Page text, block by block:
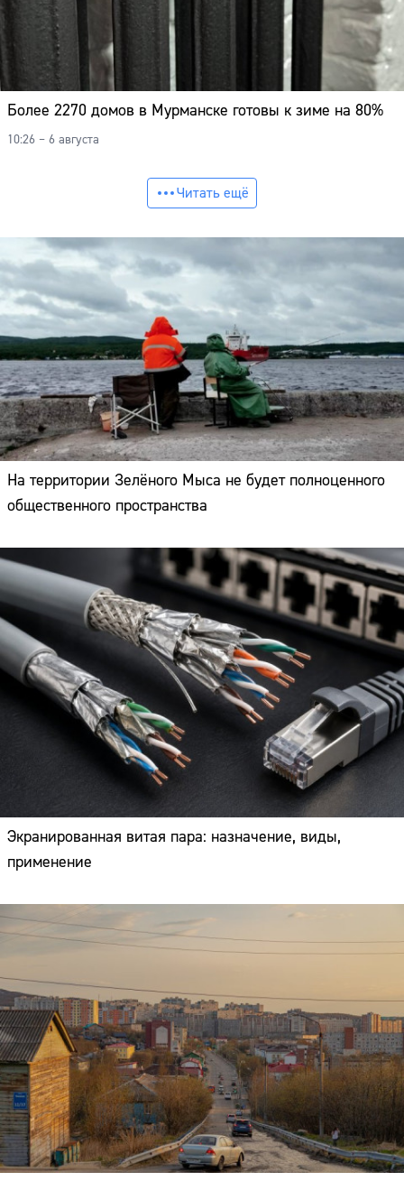
Более 2270 домов в Мурманске готовы к зиме на 80%
10:26 – 6 августа
Читать ещё
На территории Зелёного Мыса не будет полноценного
общественного пространства
Экранированная витая пара: назначение, виды,
применение